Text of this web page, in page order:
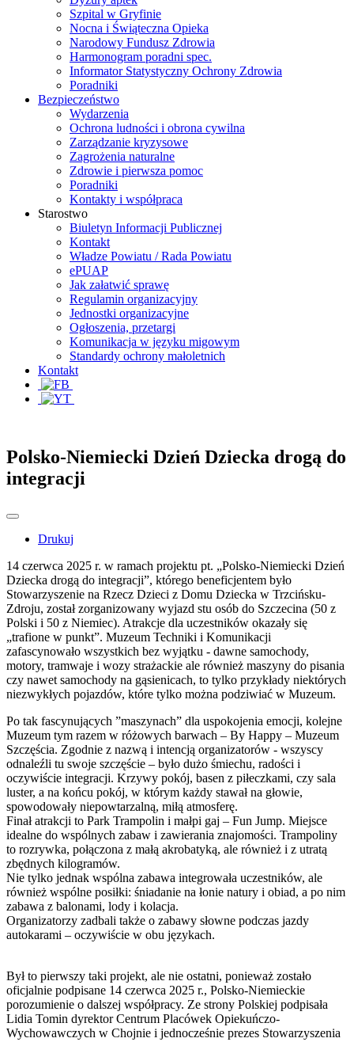
Szpital w Gryfinie
Nocna i Świąteczna Opieka
Narodowy Fundusz Zdrowia
Harmonogram poradni spec.
Informator Statystyczny Ochrony Zdrowia
Poradniki
Bezpieczeństwo
Wydarzenia
Ochrona ludności i obrona cywilna
Zarządzanie kryzysowe
Zagrożenia naturalne
Zdrowie i pierwsza pomoc
Poradniki
Kontakty i współpraca
Starostwo
Biuletyn Informacji Publicznej
Kontakt
Władze Powiatu / Rada Powiatu
ePUAP
Jak załatwić sprawę
Regulamin organizacyjny
Jednostki organizacyjne
Ogłoszenia, przetargi
Komunikacja w języku migowym
Standardy ochrony małoletnich
Kontakt
Polsko-Niemiecki Dzień Dziecka drogą do
integracji
Drukuj
14 czerwca 2025 r. w ramach projektu pt. „Polsko-Niemiecki Dzień
Dziecka drogą do integracji”, którego beneficjentem było
Stowarzyszenie na Rzecz Dzieci z Domu Dziecka w Trzcińsku-
Zdroju, został zorganizowany wyjazd stu osób do Szczecina (50 z
Polski i 50 z Niemiec). Atrakcje dla uczestników okazały się
„trafione w punkt”. Muzeum Techniki i Komunikacji
zafascynowało wszystkich bez wyjątku - dawne samochody,
motory, tramwaje i wozy strażackie ale również maszyny do pisania
czy nawet samochody na gąsienicach, to tylko przykłady niektórych
niezwykłych pojazdów, które tylko można podziwiać w Muzeum.
Po tak fascynujących ”maszynach” dla uspokojenia emocji, kolejne
Muzeum tym razem w różowych barwach – By Happy – Muzeum
Szczęścia. Zgodnie z nazwą i intencją organizatorów - wszyscy
odnaleźli tu swoje szczęście – było dużo śmiechu, radości i
oczywiście integracji. Krzywy pokój, basen z piłeczkami, czy sala
luster, a na końcu pokój, w którym każdy stawał na głowie,
spowodowały niepowtarzalną, miłą atmosferę.
Finał atrakcji to Park Trampolin i małpi gaj – Fun Jump. Miejsce
idealne do wspólnych zabaw i zawierania znajomości. Trampoliny
to rozrywka, połączona z małą akrobatyką, ale również i z utratą
zbędnych kilogramów.
Nie tylko jednak wspólna zabawa integrowała uczestników, ale
również wspólne posiłki: śniadanie na łonie natury i obiad, a po nim
zabawa z balonami, lody i kolacja.
Organizatorzy zadbali także o zabawy słowne podczas jazdy
autokarami – oczywiście w obu językach.
Był to pierwszy taki projekt, ale nie ostatni, ponieważ zostało
oficjalnie podpisane 14 czerwca 2025 r., Polsko-Niemieckie
porozumienie o dalszej współpracy. Ze strony Polskiej podpisała
Lidia Tomin dyrektor Centrum Placówek Opiekuńczo-
Wychowawczych w Chojnie i jednocześnie prezes Stowarzyszenia